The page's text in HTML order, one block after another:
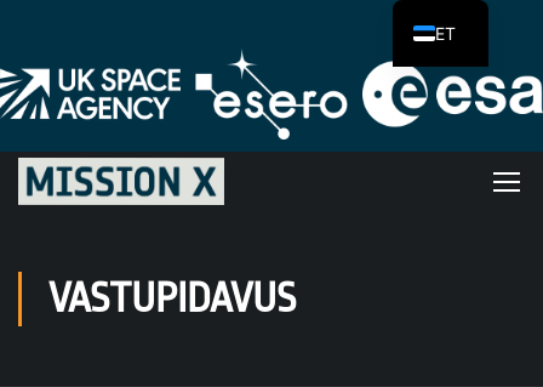
VASTUPIDAVUS
ET